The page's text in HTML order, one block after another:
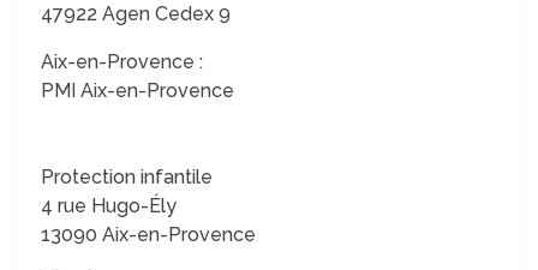
47922 Agen Cedex 9
Aix-en-Provence :
PMI Aix-en-Provence
Protection infantile
4 rue Hugo-Ély
13090 Aix-en-Provence